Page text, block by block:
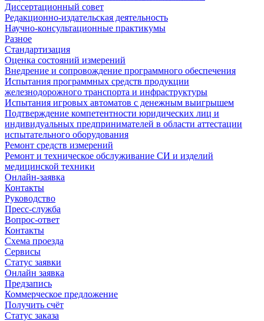
Диссертационный совет
Редакционно-издательская деятельность
Научно-консультационные практикумы
Разное
Стандартизация
Оценка состояний измерений
Внедрение и сопровождение программного обеспечения
Испытания программных средств продукции
железнодорожного транспорта и инфраструктуры
Испытания игровых автоматов с денежным выигрышем
Подтверждение компетентности юридических лиц и
индивидуальных предпринимателей в области аттестации
испытательного оборудования
Ремонт средств измерений
Ремонт и техническое обслуживание СИ и изделий
медицинской техники
Онлайн-заявка
Контакты
Руководство
Пресс-служба
Вопрос-ответ
Контакты
Схема проезда
Сервисы
Статус заявки
Онлайн заявка
Предзапись
Коммерческое предложение
Получить счёт
Статус заказа